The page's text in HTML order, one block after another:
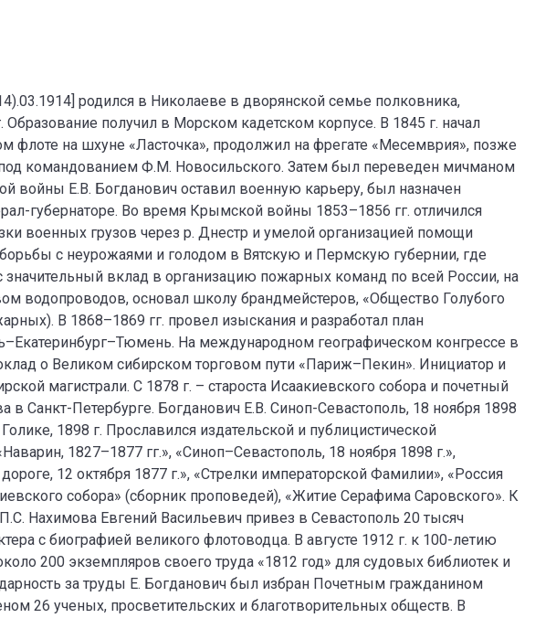
родился в Николаеве в дворянской семье полковника,
Образование получил в Морском кадетском корпусе. В 1845 г. начал
флоте на шхуне «Ласточка», продолжил на фрегате «Месемврия», позже
командованием Ф.М. Новосильского. Затем был переведен мичманом
войны Е.В. Богданович оставил военную карьеру, был назначен
губернаторе. Во время Крымской войны 1853–1856 гг. отличился
военных грузов через р. Днестр и умелой организацией помощи
с неурожаями и голодом в Вятскую и Пермскую губернии, где
значительный вклад в организацию пожарных команд по всей России, на
водопроводов, основал школу брандмейстеров, «Общество Голубого
В 1868–1869 гг. провел изыскания и разработал план
На международном географическом конгрессе в
о Великом сибирском торговом пути «Париж–Пекин». Инициатор и
магистрали. С 1878 г. – староста Исаакиевского собора и почетный
в Санкт-Петербурге. Богданович Е.В. Синоп-Севастополь, 18 ноября 1898
1898 г. Прославился издательской и публицистической
1827–1877 гг.», «Синоп–Севастополь, 18 ноября 1898 г.»,
12 октября 1877 г.», «Стрелки императорской Фамилии», «Россия
собора» (сборник проповедей), «Житие Серафима Саровского». К
Нахимова Евгений Васильевич привез в Севастополь 20 тысяч
с биографией великого флотоводца. В августе 1912 г. к 100-летию
200 экземпляров своего труда «1812 год» для судовых библиотек и
за труды Е. Богданович был избран Почетным гражданином
26 ученых, просветительских и благотворительных обществ. В